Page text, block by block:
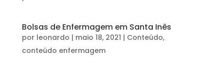
Bolsas de Enfermagem em Santa Inês
por leonardo | maio 18, 2021 | Conteúdo,
conteúdo enfermagem